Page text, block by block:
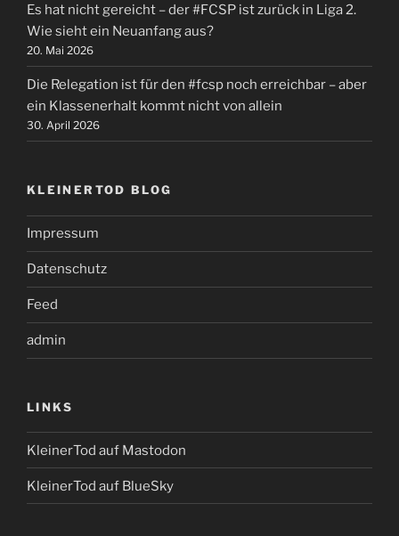
Es hat nicht gereicht – der #FCSP ist zurück in Liga 2.
Wie sieht ein Neuanfang aus?
20. Mai 2026
Die Relegation ist für den #fcsp noch erreichbar – aber
ein Klassenerhalt kommt nicht von allein
30. April 2026
KLEINERTOD BLOG
Impressum
Datenschutz
Feed
admin
LINKS
KleinerTod auf Mastodon
KleinerTod auf BlueSky